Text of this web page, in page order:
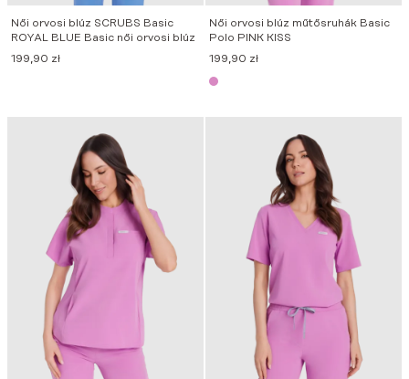
Női orvosi blúz SCRUBS Basic
ROYAL BLUE Basic női orvosi blúz
199,90 zł
Női orvosi blúz műtősruhák Basic
Polo PINK KISS
199,90 zł